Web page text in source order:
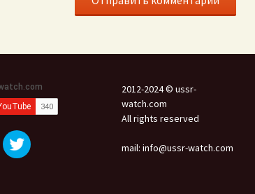
2012-2024 © ussr-
watch.com
All rights reserved
mail: info@ussr-watch.com